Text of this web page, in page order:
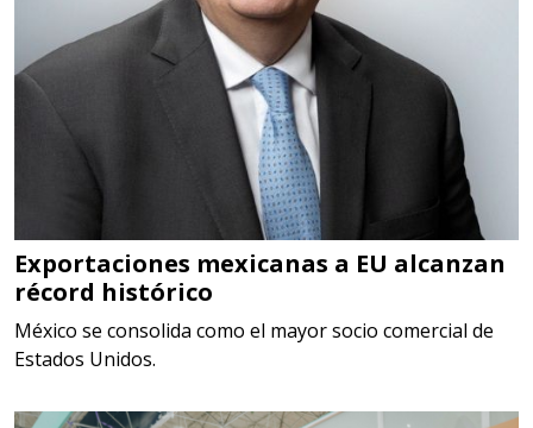
Empresa en Estado de México
SCRAP
Somos Proveedores de GESTION
DE RESIDUOS Y DESTRUCCION
FISCAL
Aplicar al Requerimiento
Exportaciones mexicanas a EU alcanzan
récord histórico
México se consolida como el mayor socio comercial de
Estados Unidos.